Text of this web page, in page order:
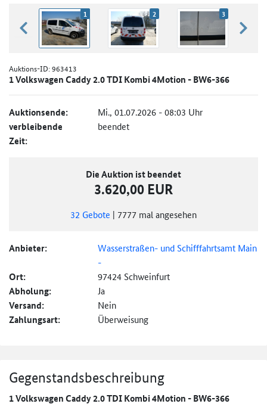
zurück blättern
1 2 3
Auktions-ID:963413
1 Volkswagen Caddy 2.0 TDI Kombi 4Motion - BW6-366
Auktionsende: Mi., 01.07.2026 - 08:03 Uhr
verbleibende
Zeit:
beendet
Die Auktion ist beendet
3.620,00 EUR
32 Gebote | 7777 mal angesehen
Anbieter:
Wasserstraßen- und Schifffahrtsamt Main
-
Ort: 97424 Schweinfurt
Abholung: Ja
Versand: Nein
Zahlungsart: Überweisung
Gegenstandsbeschreibung
1 Volkswagen Caddy 2.0 TDI Kombi 4Motion - BW6-366